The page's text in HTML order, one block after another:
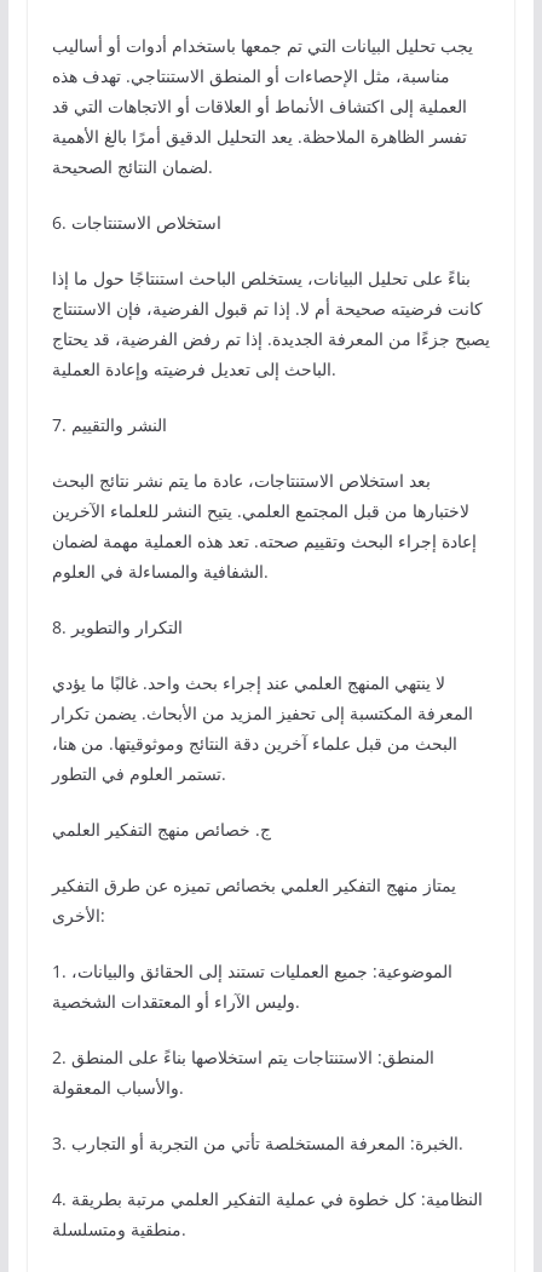
يجب تحليل البيانات التي تم جمعها باستخدام أدوات أو أساليب
مناسبة، مثل الإحصاءات أو المنطق الاستنتاجي. تهدف هذه
العملية إلى اكتشاف الأنماط أو العلاقات أو الاتجاهات التي قد
تفسر الظاهرة الملاحظة. يعد التحليل الدقيق أمرًا بالغ الأهمية
لضمان النتائج الصحيحة.
6. استخلاص الاستنتاجات
بناءً على تحليل البيانات، يستخلص الباحث استنتاجًا حول ما إذا
كانت فرضيته صحيحة أم لا. إذا تم قبول الفرضية، فإن الاستنتاج
يصبح جزءًا من المعرفة الجديدة. إذا تم رفض الفرضية، قد يحتاج
الباحث إلى تعديل فرضيته وإعادة العملية.
7. النشر والتقييم
بعد استخلاص الاستنتاجات، عادة ما يتم نشر نتائج البحث
لاختبارها من قبل المجتمع العلمي. يتيح النشر للعلماء الآخرين
إعادة إجراء البحث وتقييم صحته. تعد هذه العملية مهمة لضمان
الشفافية والمساءلة في العلوم.
8. التكرار والتطوير
لا ينتهي المنهج العلمي عند إجراء بحث واحد. غالبًا ما يؤدي
المعرفة المكتسبة إلى تحفيز المزيد من الأبحاث. يضمن تكرار
البحث من قبل علماء آخرين دقة النتائج وموثوقيتها. من هنا،
تستمر العلوم في التطور.
ج. خصائص منهج التفكير العلمي
يمتاز منهج التفكير العلمي بخصائص تميزه عن طرق التفكير
الأخرى:
1. الموضوعية: جميع العمليات تستند إلى الحقائق والبيانات،
وليس الآراء أو المعتقدات الشخصية.
2. المنطق: الاستنتاجات يتم استخلاصها بناءً على المنطق
والأسباب المعقولة.
3. الخبرة: المعرفة المستخلصة تأتي من التجربة أو التجارب.
4. النظامية: كل خطوة في عملية التفكير العلمي مرتبة بطريقة
منطقية ومتسلسلة.